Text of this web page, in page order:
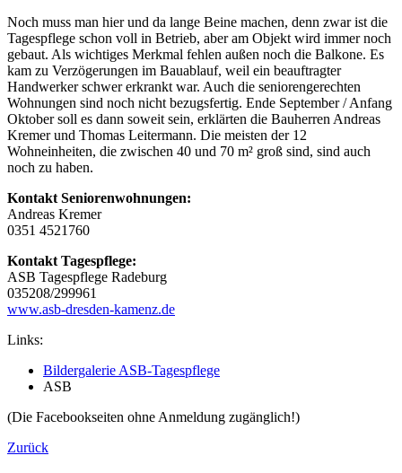
Noch muss man hier und da lange Beine machen, denn zwar ist die
Tagespflege schon voll in Betrieb, aber am Objekt wird immer noch
gebaut. Als wichtiges Merkmal fehlen außen noch die Balkone. Es
kam zu Verzögerungen im Bauablauf, weil ein beauftragter
Handwerker schwer erkrankt war. Auch die seniorengerechten
Wohnungen sind noch nicht bezugsfertig. Ende September / Anfang
Oktober soll es dann soweit sein, erklärten die Bauherren Andreas
Kremer und Thomas Leitermann. Die meisten der 12
Wohneinheiten, die zwischen 40 und 70 m² groß sind, sind auch
noch zu haben.
Kontakt Seniorenwohnungen:
Andreas Kremer
0351 4521760
Kontakt Tagespflege:
ASB Tagespflege Radeburg
035208/299961
www.asb-dresden-kamenz.de
Links:
Bildergalerie ASB-Tagespflege
ASB
(Die Facebookseiten ohne Anmeldung zugänglich!)
Zurück